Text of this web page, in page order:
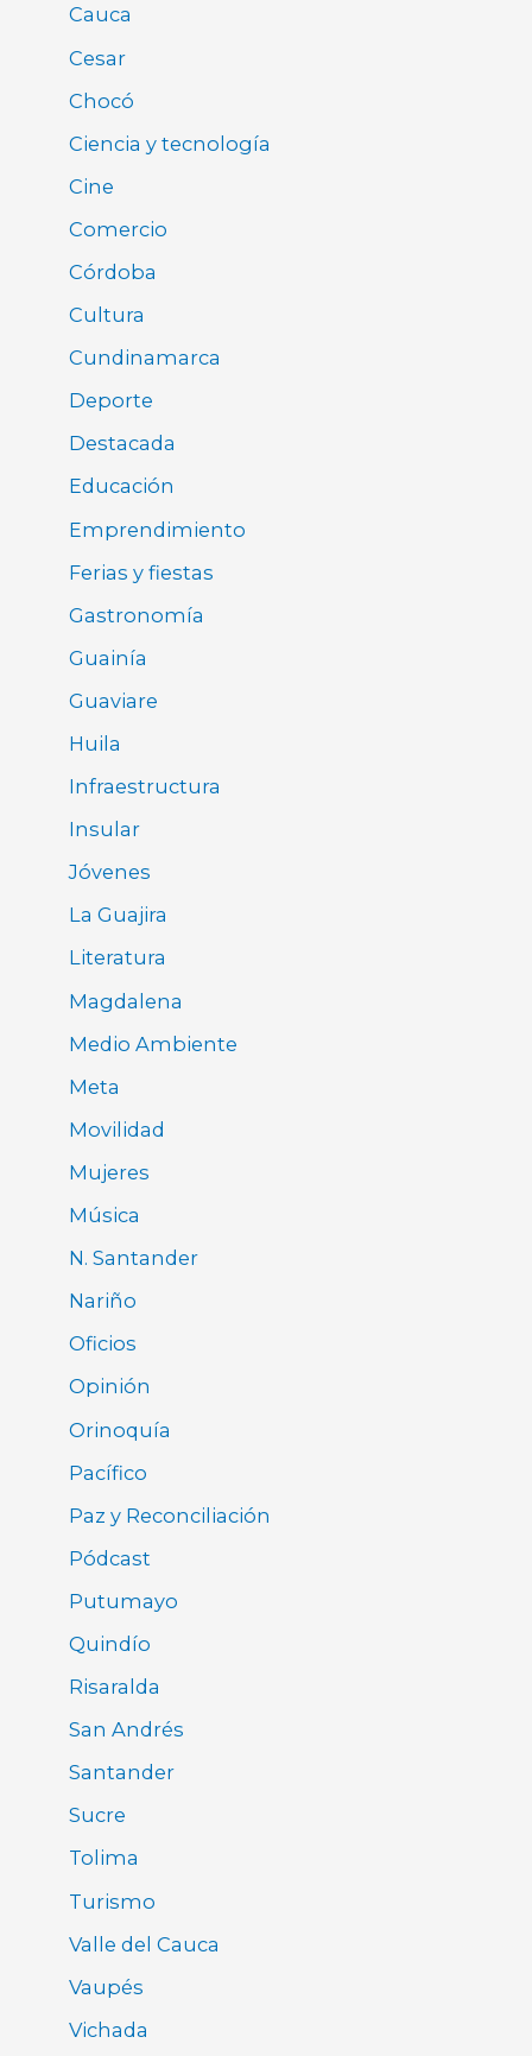
Cauca
Cesar
Chocó
Ciencia y tecnología
Cine
Comercio
Córdoba
Cultura
Cundinamarca
Deporte
Destacada
Educación
Emprendimiento
Ferias y fiestas
Gastronomía
Guainía
Guaviare
Huila
Infraestructura
Insular
Jóvenes
La Guajira
Literatura
Magdalena
Medio Ambiente
Meta
Movilidad
Mujeres
Música
N. Santander
Nariño
Oficios
Opinión
Orinoquía
Pacífico
Paz y Reconciliación
Pódcast
Putumayo
Quindío
Risaralda
San Andrés
Santander
Sucre
Tolima
Turismo
Valle del Cauca
Vaupés
Vichada